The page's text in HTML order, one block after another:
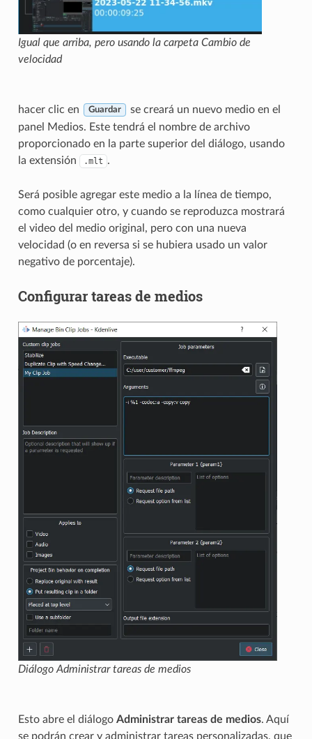
Igual que arriba, pero usando la carpeta Cambio de
velocidad
hacer clic en Guardar
se creará un nuevo medio en el
panel Medios. Este tendrá el nombre de archivo
proporcionado en la parte superior del diálogo, usando
la extensión
.mlt .
Será posible agregar este medio a la línea de tiempo,
como cualquier otro, y cuando se reproduzca mostrará
el video del medio original, pero con una nueva
velocidad (o en reversa si se hubiera usado un valor
negativo de porcentaje).
Configurar tareas de medios
Diálogo Administrar tareas de medios
Esto abre el diálogo Administrar tareas de medios. Aquí
se podrán crear y administrar tareas personalizadas, que